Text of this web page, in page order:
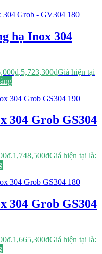
hạ Inox 304
5,723,300₫Giá hiện tại
304 Grob GS304
1,748,500₫Giá hiện tại là:
304 Grob GS304
1,665,300₫Giá hiện tại là: